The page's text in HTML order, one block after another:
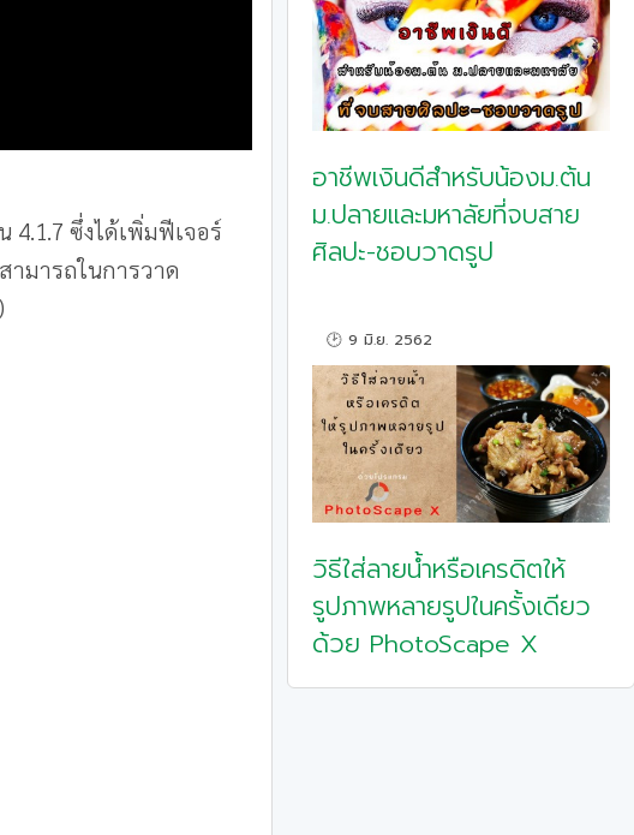
ซึ่งได้เพิ่มฟีเจอร์
ามารถในการวาด
อาชีพเงินดีสำหรับน้องม.ต้น
ม.ปลายและมหาลัยที่จบสาย
ศิลปะ-ชอบวาดรูป
🕑 9 มิ.ย. 2562
วิธีใส่ลายน้ำหรือเครดิตให้
รูปภาพหลายรูปในครั้งเดียว
ด้วย PhotoScape X